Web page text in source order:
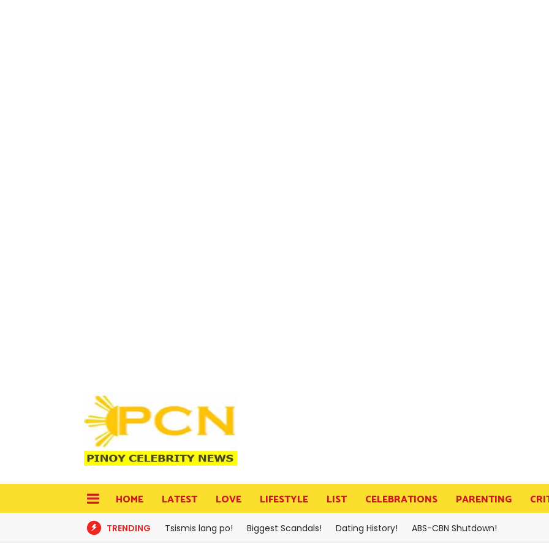
HOME LATEST LOVE LIFESTYLE LIST CELEBRATIONS PARENTING
TRENDING Tsismis lang po! Biggest Scandals! Dating History! ABS-CBN Shutdown!